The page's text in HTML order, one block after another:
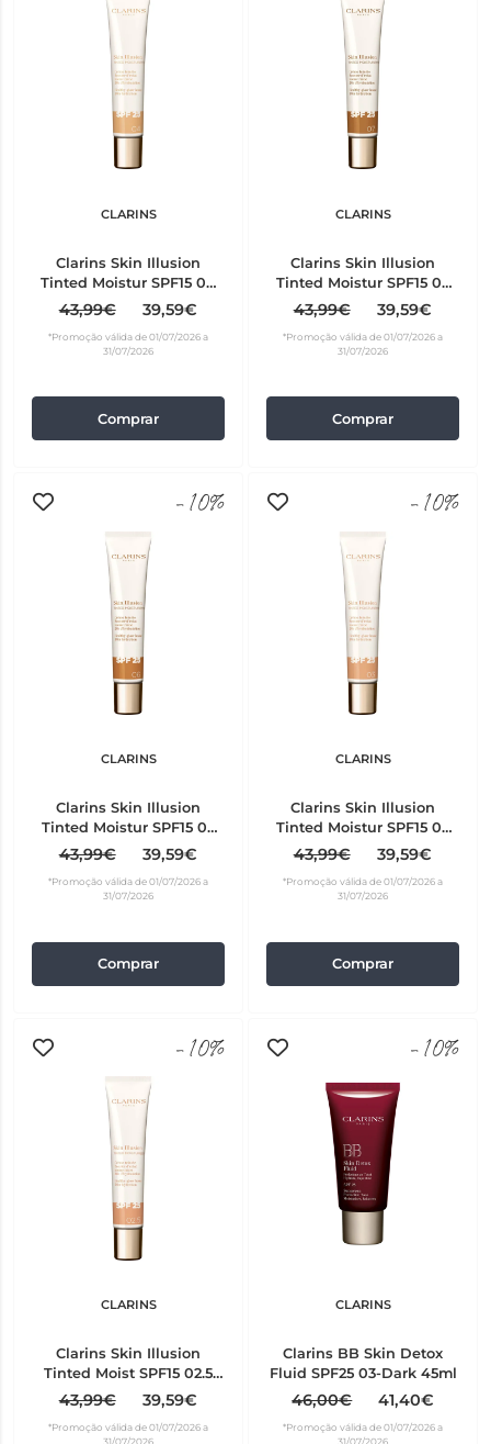
CLARINS
Clarins Skin Illusion
Tinted Moistur SPF15 04
40ml
43,99€ 39,59€
*Promoção válida de 01/07/2026 a
31/07/2026
Comprar
CLARINS
Clarins Skin Illusion
Tinted Moistur SPF15 07
40ml
43,99€ 39,59€
*Promoção válida de 01/07/2026 a
31/07/2026
Comprar
-10%
CLARINS
Clarins Skin Illusion
Tinted Moistur SPF15 06
40ml
43,99€ 39,59€
*Promoção válida de 01/07/2026 a
31/07/2026
Comprar
-10%
CLARINS
Clarins Skin Illusion
Tinted Moistur SPF15 03
40ml
43,99€ 39,59€
*Promoção válida de 01/07/2026 a
31/07/2026
Comprar
-10%
CLARINS
Clarins Skin Illusion
Tinted Moist SPF15 02.5
40ml
43,99€ 39,59€
*Promoção válida de 01/07/2026 a
31/07/2026
-10%
CLARINS
Clarins BB Skin Detox
Fluid SPF25 03-Dark 45ml
46,00€ 41,40€
*Promoção válida de 01/07/2026 a
31/07/2026